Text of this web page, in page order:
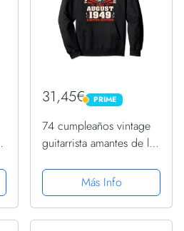
31,45€ PRIME
PRIME
74 cumpleaños vintage
guitarrista amantes de la
Sudadera con Capucha
Más Info